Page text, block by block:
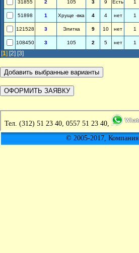
31855 2 105 3 9 Есть 1
51898 1 Хруще -вка 4 4 нет 1
121528 3 Элитка 9 10 нет 1
108450 3 105 2 5 нет 1
[1] [2] [3]
Тел. (312) 51 23 40, 0557 51 23 40,
© 2005-2017, Компания